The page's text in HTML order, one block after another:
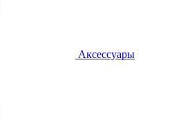
Аксессуары